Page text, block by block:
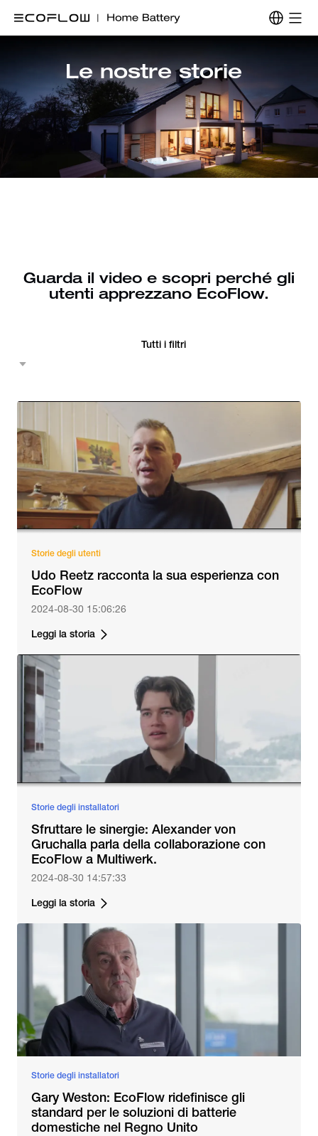
Le nostre storie
Guarda il video e scopri perché gli
utenti apprezzano EcoFlow.
Tutti i filtri
Storie degli utenti
Udo Reetz racconta la sua esperienza con
EcoFlow
2024-08-30 15:06:26
Leggi la storia
Storie degli installatori
Sfruttare le sinergie: Alexander von
Gruchalla parla della collaborazione con
EcoFlow a Multiwerk.
2024-08-30 14:57:33
Leggi la storia
Storie degli installatori
Gary Weston: EcoFlow ridefinisce gli
standard per le soluzioni di batterie
domestiche nel Regno Unito